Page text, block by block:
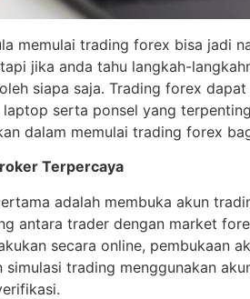
memulai trading forex bisa jadi
jika anda tahu langkah-
siapa saja. Trading forex
laptop serta ponsel yang
dalam memulai trading forex
Terpercaya
adalah membuka akun
antara trader dengan market
secara online, pembukaan
simulasi trading menggunakan